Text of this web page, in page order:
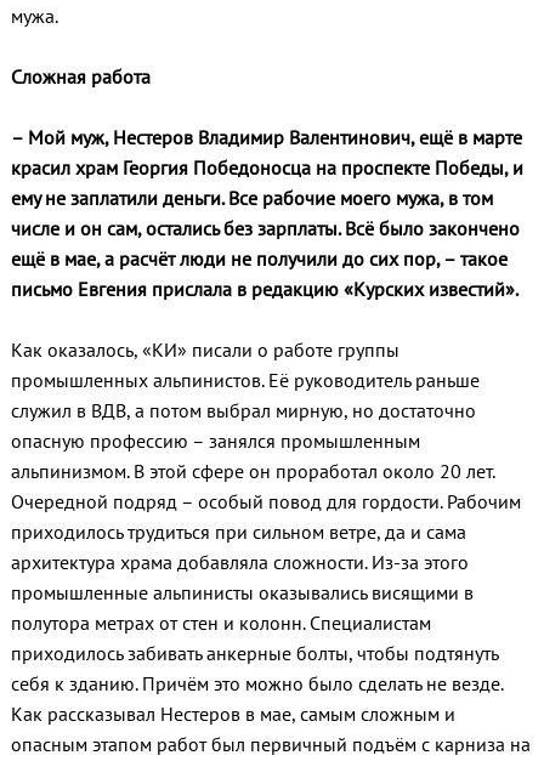
мужа.
Сложная работа
– Мой муж, Нестеров Владимир Валентинович, ещё в марте
красил храм Георгия Победоносца на проспекте Победы, и
ему не заплатили деньги. Все рабочие моего мужа, в том
числе и он сам, остались без зарплаты. Всё было закончено
ещё в мае, а расчёт люди не получили до сих пор, – такое
письмо Евгения прислала в редакцию «Курских известий».
Как оказалось, «КИ» писали о работе группы
промышленных альпинистов. Её руководитель раньше
служил в ВДВ, а потом выбрал мирную, но достаточно
опасную профессию – занялся промышленным
альпинизмом. В этой сфере он проработал около 20 лет.
Очередной подряд – особый повод для гордости. Рабочим
приходилось трудиться при сильном ветре, да и сама
архитектура храма добавляла сложности. Из-за этого
промышленные альпинисты оказывались висящими в
полутора метрах от стен и колонн. Специалистам
приходилось забивать анкерные болты, чтобы подтянуть
себя к зданию. Причём это можно было сделать не везде.
Как рассказывал Нестеров в мае, самым сложным и
опасным этапом работ был первичный подъём с карниза на